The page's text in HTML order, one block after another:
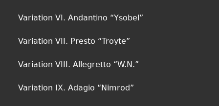
Variation VI. Andantino “Ysobel”
Variation VII. Presto “Troyte”
Variation VIII. Allegretto “W.N.”
Variation IX. Adagio “Nimrod”